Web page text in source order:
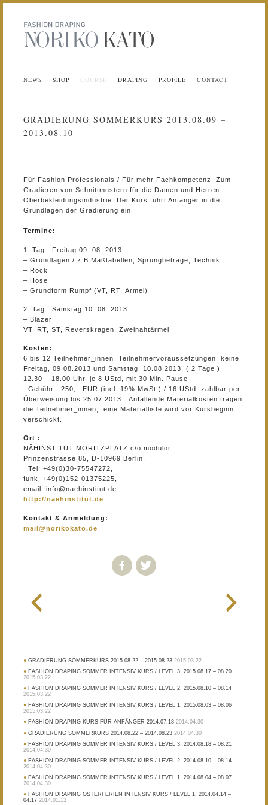
NEWS SHOP COURSE DRAPING PROFILE CONTACT
GRADIERUNG SOMMERKURS 2013.08.09 –
2013.08.10
Für Fashion Professionals / Für mehr Fachkompetenz. Zum
Gradieren von Schnittmustern für die Damen und Herren –
Oberbekleidungsindustrie. Der Kurs führt Anfänger in die
Grundlagen der Gradierung ein.
Termine:
1. Tag : Freitag 09. 08. 2013
– Grundlagen / z.B Maßtabellen, Sprungbeträge, Technik
– Rock
– Hose
– Grundform Rumpf (VT, RT, Ärmel)
2. Tag : Samstag 10. 08. 2013
– Blazer
VT, RT, ST, Reverskragen, Zweinahtärmel
Kosten:
6 bis 12 Teilnehmer_innen Teilnehmervoraussetzungen: keine
Freitag, 09.08.2013 und Samstag, 10.08.2013, ( 2 Tage )
12.30 – 18.00 Uhr, je 8 UStd, mit 30 Min. Pause
Gebühr : 250,– EUR (incl. 19% MwSt.) / 16 UStd, zahlbar per
Überweisung bis 25.07.2013. Anfallende Materialkosten tragen
die Teilnehmer_innen, eine Materialliste wird vor Kursbeginn
verschickt.
Ort :
NÄHINSTITUT MORITZPLATZ c/o modulor
Prinzenstrasse 85, D-10969 Berlin,
Tel: +49(0)30-75547272,
funk: +49(0)152-01375225,
email: info@naehinstitut.de
http://naehinstitut.de
Kontakt & Anmeldung:
mail@norikokato.de
GRADIERUNG SOMMERKURS 2015.08.22 – 2015.08.23 2015.03.22
FASHION DRAPING SOMMER INTENSIV KURS / LEVEL 3. 2015.08.17 – 08.20
2015.03.22
FASHION DRAPING SOMMER INTENSIV KURS / LEVEL 2. 2015.08.10 – 08.14
2015.03.22
FASHION DRAPING SOMMER INTENSIV KURS / LEVEL 1. 2015.08.03 – 08.06
2015.03.22
FASHION DRAPING KURS FÜR ANFÄNGER 2014.07.18 2014.04.30
GRADIERUNG SOMMERKURS 2014.08.22 – 2014.08.23 2014.04.30
FASHION DRAPING SOMMER INTENSIV KURS / LEVEL 3. 2014.08.18 – 08.21
2014.04.30
FASHION DRAPING SOMMER INTENSIV KURS / LEVEL 2. 2014.08.10 – 08.14
2014.04.30
FASHION DRAPING SOMMER INTENSIV KURS / LEVEL 1. 2014.08.04 – 08.07
2014.04.30
FASHION DRAPING OSTERFERIEN INTENSIV KURS / LEVEL 1. 2014.04.14 –
04.17 2014.01.13